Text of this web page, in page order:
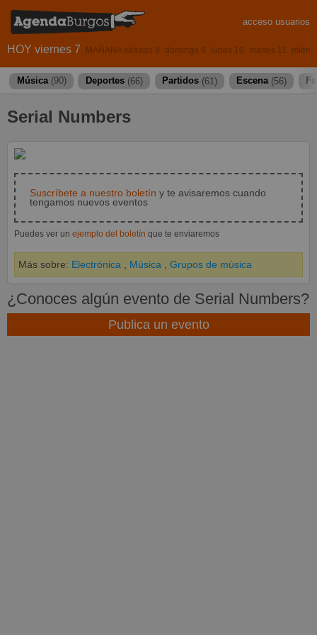
acceso usuarios
HOY viernes 7 MAÑANA sábado 8 domingo 9 lunes 10 martes 11
Música (90) Deportes (66) Partidos (61) Escena (56)
Serial Numbers
Suscríbete a nuestro boletín y te avisaremos cuando
tengamos nuevos eventos
Puedes ver un ejemplo del boletín que te enviaremos
Más sobre: Electrónica , Música , Grupos de música
¿Conoces algún evento de Serial Numbers?
Publica un evento